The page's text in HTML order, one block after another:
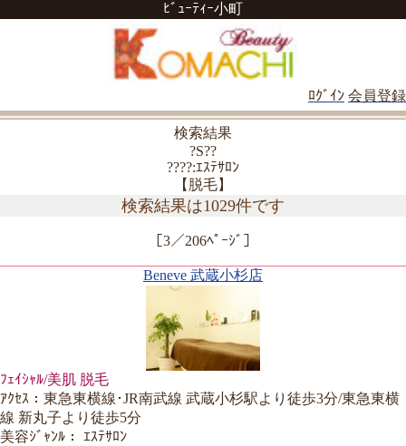
ﾋﾞｭｰﾃｨｰ小町
ﾛｸﾞｲﾝ 会員登録
検索結果
?S??
????:ｴｽﾃｻﾛﾝ
【脱毛】
検索結果は1029件です
［3／206ﾍﾟｰｼﾞ］
Beneve 武蔵小杉店
ﾌｪｲｼｬﾙ/美肌 脱毛
ｱｸｾｽ：東急東横線･JR南武線 武蔵小杉駅より徒歩3分/東急東横
線 新丸子より徒歩5分
美容ｼﾞｬﾝﾙ： ｴｽﾃｻﾛﾝ